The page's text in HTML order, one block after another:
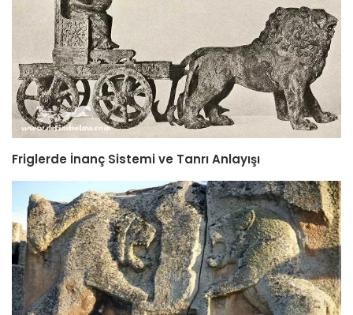
Friglerde İnanç Sistemi ve Tanrı Anlayışı